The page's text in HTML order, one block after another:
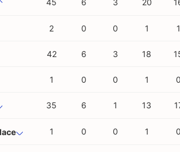
45 6 3 20
2 0 0 1 1
42 6 3 18
1 0 0 1 0
35 6 1 13
1 0 0 1 0